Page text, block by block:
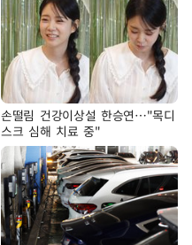
손떨림 건강이상설 한승연…"목디
스크 심해 치료 중"